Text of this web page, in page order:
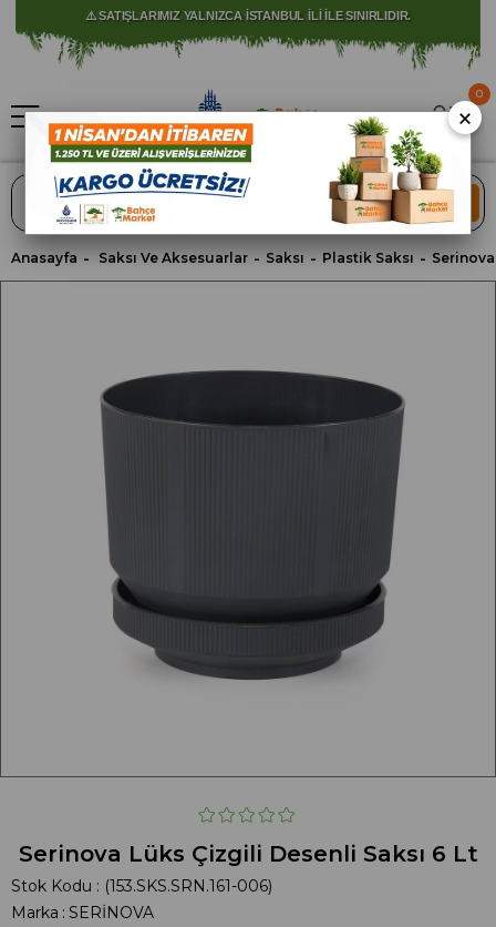
⚠️ SATIŞLARIMIZ YALNIZCA İSTANBUL İLİ İLE SINIRLIDIR.
ARA
0
Anasayfa Saksı Ve Aksesuarlar Saksı Plastik Saksı
Serinova Lüks Çizgili Desenli Saksı 6 Lt
Stok Kodu
(153.SKS.SRN.161-006)
Marka : SERİNOVA
×